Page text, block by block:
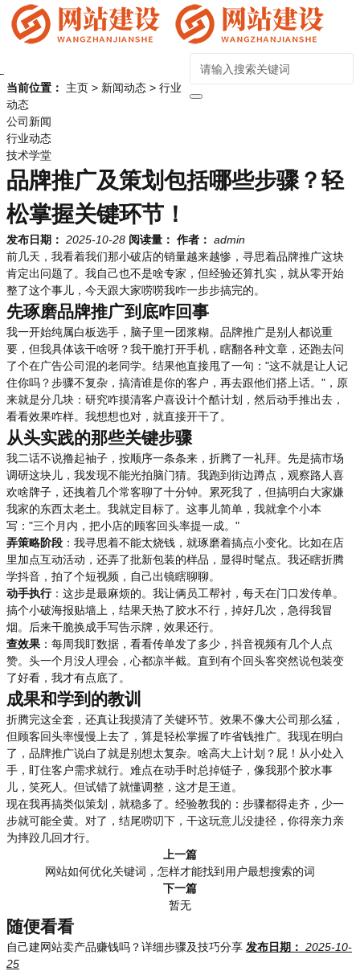
当前位置： 主页 > 新闻动态 > 行业
动态
公司新闻
行业动态
技术学堂
品牌推广及策划包括哪些步骤？轻
松掌握关键环节！
发布日期： 2025-10-28 阅读量： 作者： admin
前几天，我看着我们那小破店的销量越来越惨，寻思着品牌推广这块
肯定出问题了。我自己也不是啥专家，但经验还算扎实，就从零开始
整了这个事儿，今天跟大家唠唠我咋一步步搞完的。
先琢磨品牌推广到底咋回事
我一开始纯属白板选手，脑子里一团浆糊。品牌推广是别人都说重
要，但我具体该干啥呀？我干脆打开手机，瞎翻各种文章，还跑去问
了个在广告公司混的老同学。结果他直接甩了一句："这不就是让人记
住你吗？步骤不复杂，搞清谁是你的客户，再去跟他们搭上话。"，原
来就是分几块：研究咋摸清客户喜设计个酷计划，然后动手推出去，
看看效果咋样。我想想也对，就直接开干了。
从头实践的那些关键步骤
我二话不说撸起袖子，按顺序一条条来，折腾了一礼拜。先是搞市场
调研这块儿，我发现不能光拍脑门猜。我跑到街边蹲点，观察路人喜
欢啥牌子，还拽着几个常客聊了十分钟。累死我了，但搞明白大家嫌
我家的东西太老土。我就定目标了。这事儿简单，我就拿个小本
写："三个月内，把小店的顾客回头率提一成。"
弄策略阶段 ：我寻思着不能太烧钱，就琢磨着搞点小变化。比如在店
里加点互动活动，还弄了批新包装的样品，显得时髦点。我还瞎折腾
学抖音，拍了个短视频，自己出镜瞎聊聊。
动手执行：这步是最麻烦的。我让俩员工帮衬，每天在门口发传单。
搞个小破海报贴墙上，结果天热了胶水不行，掉好几次，急得我冒
烟。后来干脆换成手写告示牌，效果还行。
查效果 ：每周我盯数据，看看传单发了多少，抖音视频有几个人点
赞。头一个月没人理会，心都凉半截。直到有个回头客突然说包装变
了好看，我才有点底了。
成果和学到的教训
折腾完这全套，还真让我摸清了关键环节。效果不像大公司那么猛，
但顾客回头率慢慢上去了，算是轻松掌握了咋省钱推广。我现在明白
了，品牌推广说白了就是别想太复杂。啥高大上计划？屁！从小处入
手，盯住客户需求就行。难点在动手时总掉链子，像我那个胶水事
儿，笑死人。但试错了就懂调整，这才是王道。
现在我再搞类似策划，就稳多了。经验教我的：步骤都得走齐，少一
步就可能全黄。对了，结尾唠叨下，干这玩意儿没捷径，你得亲力亲
为摔跤几回才行。
上一篇
网站如何优化关键词，怎样才能找到用户最想搜索的词
下一篇
暂无
随便看看
自己建网站卖产品赚钱吗？详细步骤及技巧分享 发布日期： 2025-10-
25